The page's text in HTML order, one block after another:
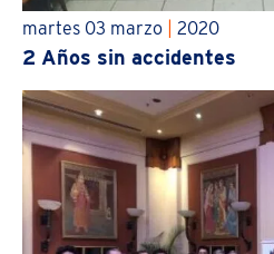
martes 03 marzo 2020
2 Años sin accidentes